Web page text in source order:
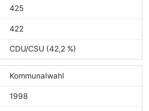
425
422
CDU/CSU (42,2 %)
Kommunalwahl
1998